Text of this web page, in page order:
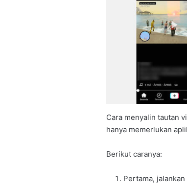
Cara menyalin tautan
hanya memerlukan
Berikut caranya:
Pertama,